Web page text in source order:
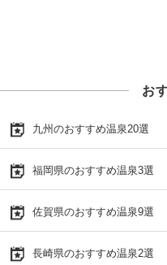
お
九州のおすすめ温泉20選
福岡県のおすすめ温泉3選
佐賀県のおすすめ温泉9選
長崎県のおすすめ温泉2選